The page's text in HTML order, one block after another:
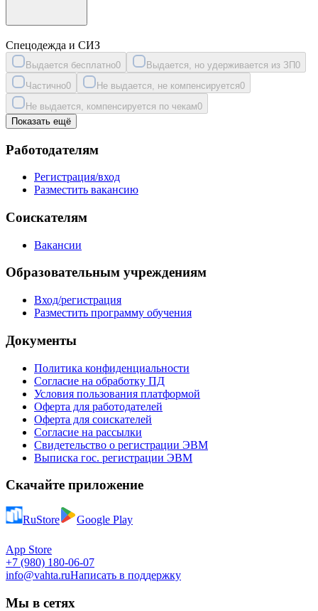
Спецодежда и СИЗ
Выдается бесплатно0 Выдается, но удерживается из ЗП0
Частично0 Не выдается, не компенсируется0
Не выдается, компенсируется по чекам0
Показать ещё
Работодателям
Регистрация/вход
Разместить вакансию
Соискателям
Вакансии
Образовательным учреждениям
Вход/регистрация
Разместить программу обучения
Документы
Политика конфиденциальности
Согласие на обработку ПД
Условия пользования платформой
Оферта для работодателей
Оферта для соискателей
Согласие на рассылки
Свидетельство о регистрации ЭВМ
Выписка гос. регистрации ЭВМ
Скачайте приложение
RuStore Google Play
App Store
+7 (980) 180-06-07
info@vahta.ruНаписать в поддержку
Мы в сетях